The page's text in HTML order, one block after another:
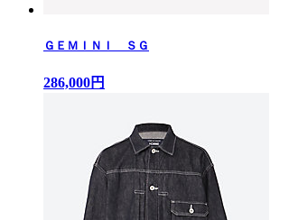
ＧＥＭＩＮＩ ＳＧ
286,000円